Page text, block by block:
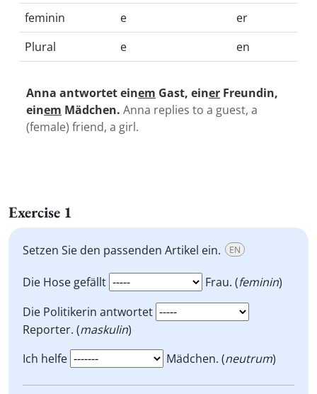
feminin
e
er
Plural
e en
Anna antwortet einem Gast, einer Freundin,
einem Mädchen. Anna replies to a guest, a
(female) friend, a girl.
Exercise 1
Setzen Sie den passenden Artikel ein. EN
Die Hose gefällt Frau. (feminin)
Die Politikerin antwortet
Reporter. (maskulin)
Ich helfe
Mädchen. (neutrum)